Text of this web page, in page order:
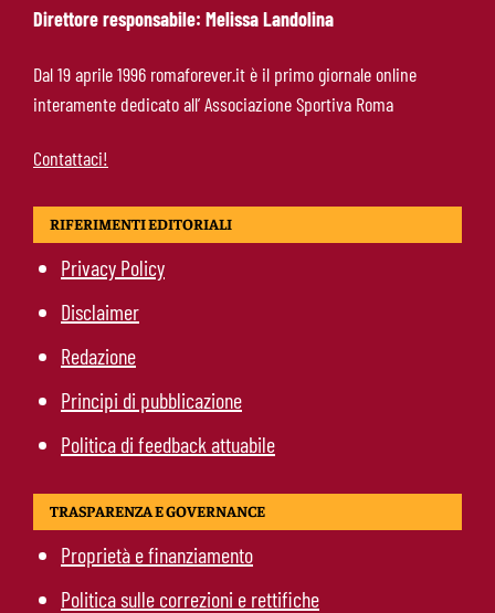
Roma, Gasperini lancia l’allarme dopo il
Brighton: “Ci manca qualcosa. Cessioni?
Chiedete alla società”
Direttore responsabile: Melissa Landolina
Dal 19 aprile 1996 romaforever.it è il primo giornale online
interamente dedicato all’ Associazione Sportiva Roma
Contattaci!
RIFERIMENTI EDITORIALI
Privacy Policy
Disclaimer
Redazione
Principi di pubblicazione
Politica di feedback attuabile
TRASPARENZA E GOVERNANCE
Proprietà e finanziamento
Politica sulle correzioni e rettifiche